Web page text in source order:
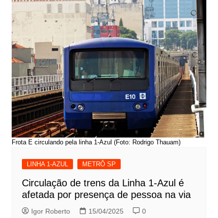
Frota E circulando pela linha 1-Azul (Foto: Rodrigo Thauam)
LINHA 1-AZUL METRÔ SP
Circulação de trens da Linha 1-Azul é
afetada por presença de pessoa na via
Igor Roberto 15/04/2025 0